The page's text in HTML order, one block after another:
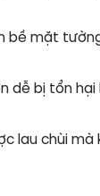
mặt
bị tổn
lau chùi